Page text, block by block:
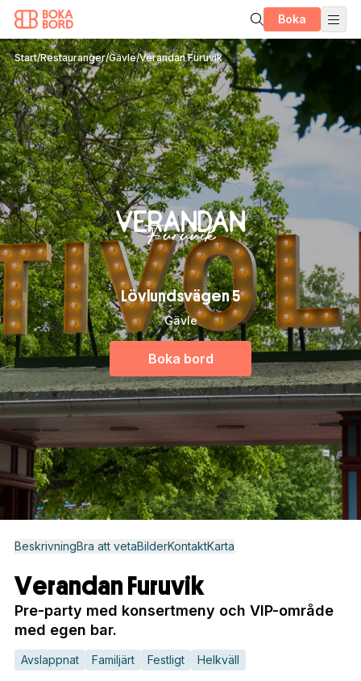
Boka
Start/Restauranger/Gävle/Verandan Furuvik
Lövlundsvägen 5
Gävle
Boka bord
BeskrivningBra att vetaBilderKontaktKarta
Verandan Furuvik
Pre-party med konsertmeny och VIP-område
med egen bar.
Avslappnat Familjärt Festligt Helkväll